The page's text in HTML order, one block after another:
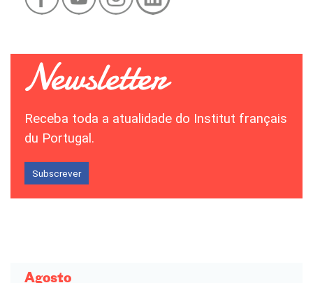
Receba toda a atualidade do Institut français
du Portugal.
Subscrever
Agosto